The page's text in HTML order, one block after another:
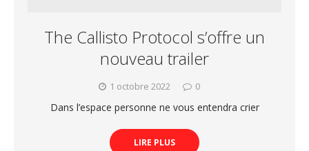
The Callisto Protocol s’offre un
nouveau trailer
1 octobre 2022 0
Dans l’espace personne ne vous entendra crier
LIRE PLUS